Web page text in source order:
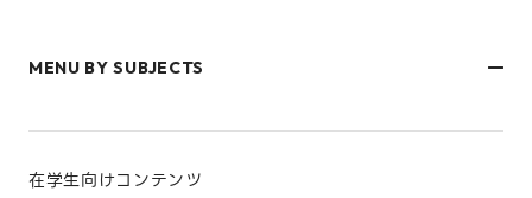
御幸キャンパス(運動施設)
キャンパスマップ
MENU BY SUBJECTS
在学生・保護者のみなさま
研究者・企業のみなさま
在学生向けコンテンツ